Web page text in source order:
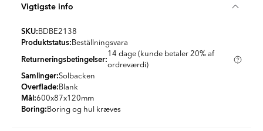
Vigtigste info
SKU: BDBE2138
Produktstatus: Beställningsvara
Returneringsbetingelser:14 dage (kunde betaler 20% af
ordreværdi)
Samlinger:Solbacken
Overflade: Blank
Mål:600x87x120mm
Boring: Boring og hul kræves